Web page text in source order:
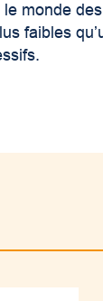
monde
faibles